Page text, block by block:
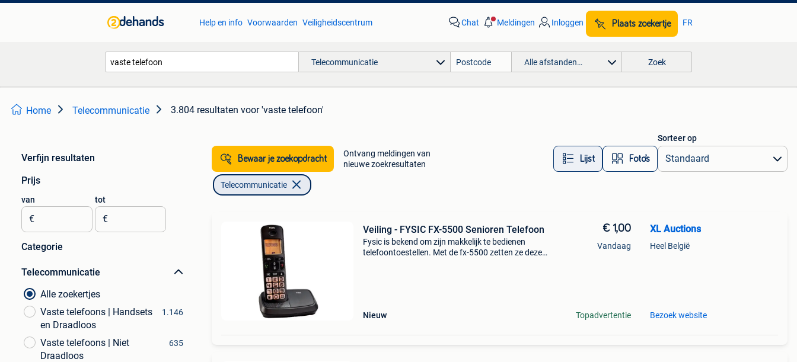
Help en info Voorwaarden Veiligheidscentrum Chat Meldingen Inloggen Plaats zoekertje FR
Telecommunicatie Alle afstanden… Zoek
Home Telecommunicatie 3.804 resultaten voor 'vaste telefoon'
Verfijn resultaten
Prijs
van
€
tot
€
Categorie
Telecommunicatie
Alle zoekertjes
Vaste telefoons | Handsets
en Draadloos
1.146
Vaste telefoons | Niet
Draadloos
635
Bewaar je zoekopdracht
Ontvang meldingen van
nieuwe zoekresultaten
Lijst Foto’s
Sorteer op
Telecommunicatie
Veiling - FYSIC FX-5500 Senioren Telefoon
Fysic is bekend om zijn makkelijk te bedienen
telefoontoestellen. Met de fx-5500 zetten ze deze
Nieuw
€ 1,00
Vandaag
Topadvertentie
XL Auctions
Heel België
Bezoek website